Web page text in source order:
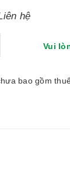
hệ
Vui
bao gồm